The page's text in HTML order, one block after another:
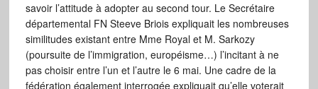
savoir l’attitude à adopter au second tour. Le Secrétaire
départemental FN Steeve Briois expliquait les nombreuses
similitudes existant entre Mme Royal et M. Sarkozy
(poursuite de l’immigration, européisme…) l’incitant à ne
pas choisir entre l’un et l’autre le 6 mai. Une cadre de la
fédération également interrogée expliquait qu’elle voterait